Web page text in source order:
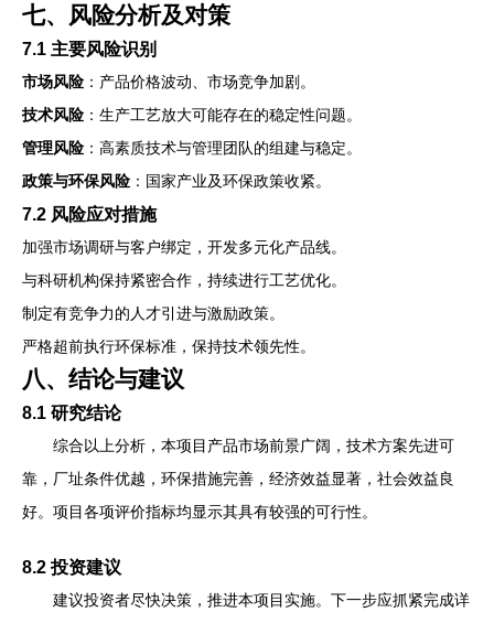
七、风险分析及对策
7.1 主要风险识别
市场风险 ：产品价格波动、市场竞争加剧。
技术风险 ：生产工艺放大可能存在的稳定性问题。
管理风险 ：高素质技术与管理团队的组建与稳定。
政策与环保风险 ：国家产业及环保政策收紧。
7.2 风险应对措施
加强市场调研与客户绑定，开发多元化产品线。
与科研机构保持紧密合作，持续进行工艺优化。
制定有竞争力的人才引进与激励政策。
严格超前执行环保标准，保持技术领先性。
八、结论与建议
8.1 研究结论
综合以上分析，本项目产品市场前景广阔，技术方案先进可
靠，厂址条件优越，环保措施完善，经济效益显著，社会效益良
好。项目各项评价指标均显示其具有较强的可行性。
8.2 投资建议
建议投资者尽快决策，推进本项目实施。下一步应抓紧完成详